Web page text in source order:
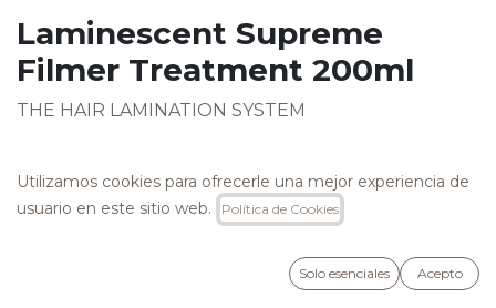
Laminescent Supreme
Filmer Treatment 200ml
THE HAIR LAMINATION SYSTEM
El tratamiento envuelve el cabello con una película
película sella las cutículas y elimina el
encrespamiento, dejando el cabello muy luminoso,
Utilizamos cookies para ofrecerle una mejor experiencia de
usuario en este sitio web.
Política de Cookies
Solo esenciales Acepto